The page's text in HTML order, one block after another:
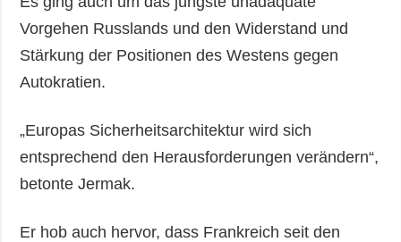
Vorgehen Russlands und den Widerstand und
Stärkung der Positionen des Westens gegen
Autokratien.
„Europas Sicherheitsarchitektur wird sich
entsprechend den Herausforderungen verändern“,
betonte Jermak.
Er hob auch hervor, dass Frankreich seit den